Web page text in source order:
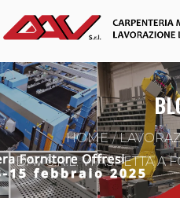
HOME
DAV S.R.L. VI ASPETTA A